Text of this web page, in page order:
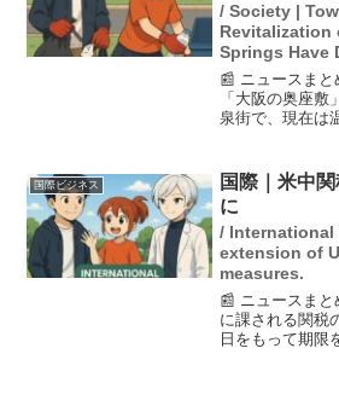
/ Society |
Revitalization
Springs Have
📰 ニュースま
「大阪の奥座
泉街で、現在は
築が求められて
ティのわきたか
国際ビジネス
国際｜米中
に
/
extension of
measures.
📰 ニュースま
に課される関税
日をもって期限